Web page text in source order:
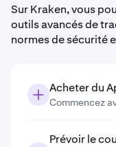
Sur Kraken, vous
outils avancés de
normes de sécurité
Acheter du
Commencez
Prévoir le